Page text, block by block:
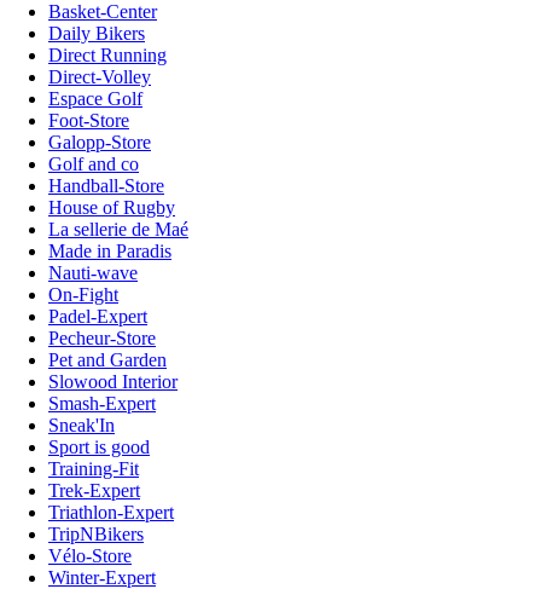
Basket-Center
Daily Bikers
Direct Running
Direct-Volley
Espace Golf
Foot-Store
Galopp-Store
Golf and co
Handball-Store
House of Rugby
La sellerie de Maé
Made in Paradis
Nauti-wave
On-Fight
Padel-Expert
Pecheur-Store
Pet and Garden
Slowood Interior
Smash-Expert
Sneak'In
Sport is good
Training-Fit
Trek-Expert
Triathlon-Expert
TripNBikers
Vélo-Store
Winter-Expert